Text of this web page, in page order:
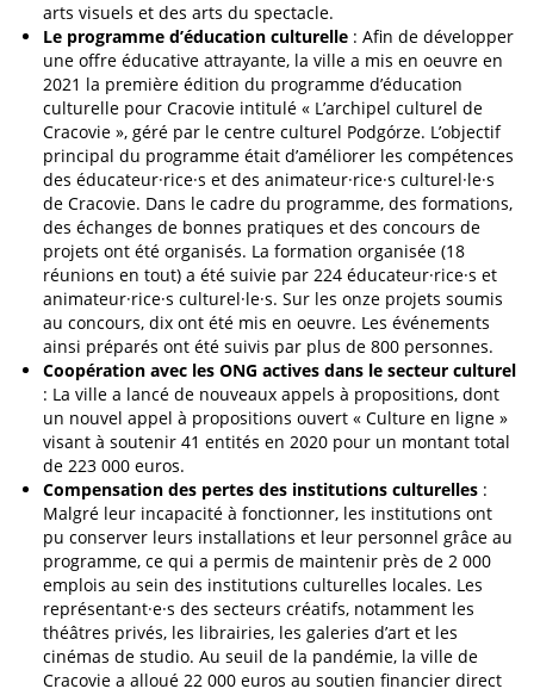
arts visuels et des arts du spectacle.
Le programme d’éducation culturelle : Afin de développer
une offre éducative attrayante, la ville a mis en oeuvre en
2021 la première édition du programme d’éducation
culturelle pour Cracovie intitulé « L’archipel culturel de
Cracovie », géré par le centre culturel Podgórze. L’objectif
principal du programme était d’améliorer les compétences
des éducateur·rice·s et des animateur·rice·s culturel·le·s
de Cracovie. Dans le cadre du programme, des formations,
des échanges de bonnes pratiques et des concours de
projets ont été organisés. La formation organisée (18
réunions en tout) a été suivie par 224 éducateur·rice·s et
animateur·rice·s culturel·le·s. Sur les onze projets soumis
au concours, dix ont été mis en oeuvre. Les événements
ainsi préparés ont été suivis par plus de 800 personnes.
Coopération avec les ONG actives dans le secteur culturel
: La ville a lancé de nouveaux appels à propositions, dont
un nouvel appel à propositions ouvert « Culture en ligne »
visant à soutenir 41 entités en 2020 pour un montant total
de 223 000 euros.
Compensation des pertes des institutions culturelles :
Malgré leur incapacité à fonctionner, les institutions ont
pu conserver leurs installations et leur personnel grâce au
programme, ce qui a permis de maintenir près de 2 000
emplois au sein des institutions culturelles locales. Les
représentant·e·s des secteurs créatifs, notamment les
théâtres privés, les librairies, les galeries d’art et les
cinémas de studio. Au seuil de la pandémie, la ville de
Cracovie a alloué 22 000 euros au soutien financier direct